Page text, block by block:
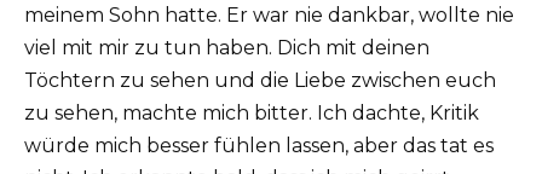
meinem Sohn hatte. Er war nie dankbar, wollte nie
viel mit mir zu tun haben. Dich mit deinen
Töchtern zu sehen und die Liebe zwischen euch
zu sehen, machte mich bitter. Ich dachte, Kritik
würde mich besser fühlen lassen, aber das tat es